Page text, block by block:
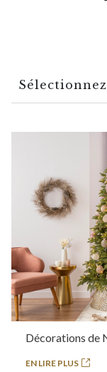
Décorations de
EN LIRE PLUS